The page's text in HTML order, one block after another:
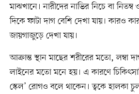
মাঝখানে। নারীদের নাভির নিচে বা
দিকে ফাটা দাগ বেশি দেখা যায়। কারও
জায়গাজুড়ে দেখা যায়।
আক্রান্ত স্থান মাছের শরীরের মতো, লম্বা
লাইনের মতো মনে হয়। এ কারণে
স্কেল’ রোগও বলে থাকেন। ত্বকে হালকা